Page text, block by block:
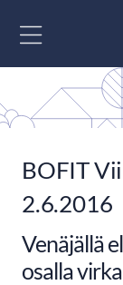
BOFIT
2.6.2016
Venäjällä
osalla